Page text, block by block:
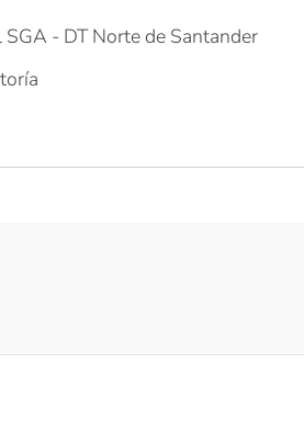
- DT Norte de Santander